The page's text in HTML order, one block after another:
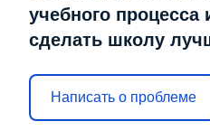
учебного процесса
сделать школу
Написать о проблеме